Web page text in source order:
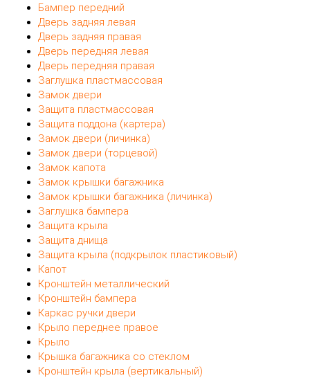
Бампер передний
Дверь задняя левая
Дверь задняя правая
Дверь передняя левая
Дверь передняя правая
Заглушка пластмассовая
Замок двери
Защита пластмассовая
Защита поддона (картера)
Замок двери (личинка)
Замок двери (торцевой)
Замок капота
Замок крышки багажника
Замок крышки багажника (личинка)
Заглушка бампера
Защита крыла
Защита днища
Защита крыла (подкрылок пластиковый)
Капот
Кронштейн металлический
Кронштейн бампера
Каркас ручки двери
Крыло переднее правое
Крыло
Крышка багажника со стеклом
Кронштейн крыла (вертикальный)